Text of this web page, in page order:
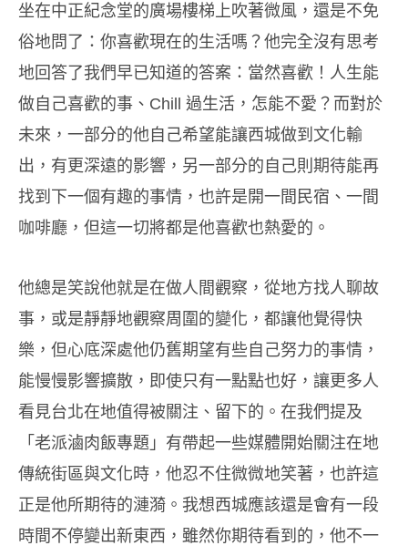
坐在中正紀念堂的廣場樓梯上吹著微風，還是不免
俗地問了：你喜歡現在的生活嗎？他完全沒有思考
地回答了我們早已知道的答案：當然喜歡！人生能
做自己喜歡的事、Chill 過生活，怎能不愛？而對於
未來，一部分的他自己希望能讓西城做到文化輸
出，有更深遠的影響，另一部分的自己則期待能再
找到下一個有趣的事情，也許是開一間民宿、一間
咖啡廳，但這一切將都是他喜歡也熱愛的。
他總是笑說他就是在做人間觀察，從地方找人聊故
事，或是靜靜地觀察周圍的變化，都讓他覺得快
樂，但心底深處他仍舊期望有些自己努力的事情，
能慢慢影響擴散，即使只有一點點也好，讓更多人
看見台北在地值得被關注、留下的。在我們提及
「老派滷肉飯專題」有帶起一些媒體開始關注在地
傳統街區與文化時，他忍不住微微地笑著，也許這
正是他所期待的漣漪。我想西城應該還是會有一段
時間不停變出新東西，雖然你期待看到的，他不一